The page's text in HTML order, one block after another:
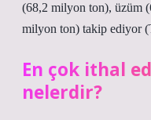
(68,2 milyon ton), üzüm
milyon ton) takip ediyor
En çok ithal
nelerdir?